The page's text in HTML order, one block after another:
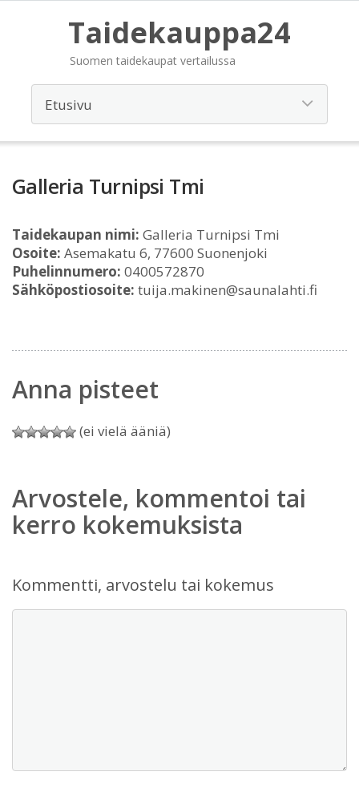
Taidekauppa24
Suomen taidekaupat vertailussa
Galleria Turnipsi Tmi
Taidekaupan nimi: Galleria Turnipsi Tmi
Osoite: Asemakatu 6, 77600 Suonenjoki
Puhelinnumero: 0400572870
Sähköpostiosoite: tuija.makinen@saunalahti.fi
Anna pisteet
(ei vielä ääniä)
Arvostele, kommentoi tai
kerro kokemuksista
Kommentti, arvostelu tai kokemus